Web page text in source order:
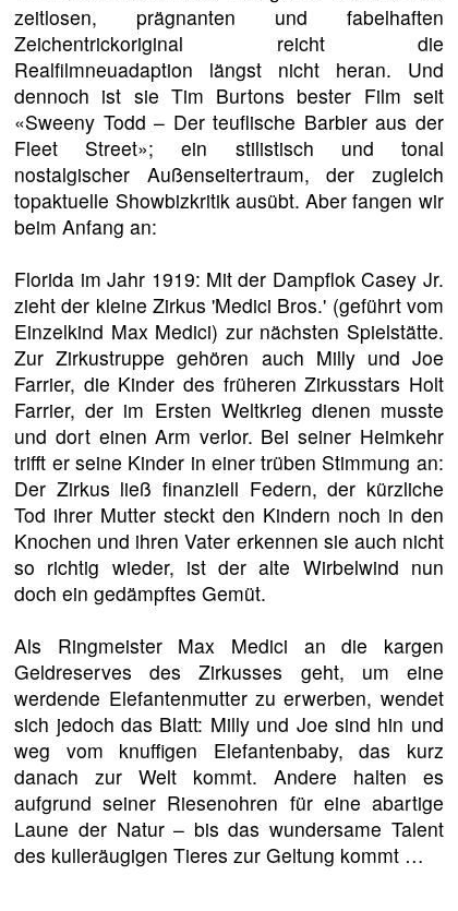
zeitlosen, prägnanten und fabelhaften
Zeichentrickoriginal reicht die
Realfilmneuadaption längst nicht heran. Und
dennoch ist sie Tim Burtons bester Film seit
«Sweeny Todd – Der teuflische Barbier aus der
Fleet Street»; ein stilistisch und tonal
nostalgischer Außenseitertraum, der zugleich
topaktuelle Showbizkritik ausübt. Aber fangen wir
beim Anfang an:
Florida im Jahr 1919: Mit der Dampflok Casey Jr.
zieht der kleine Zirkus 'Medici Bros.' (geführt vom
Einzelkind Max Medici) zur nächsten Spielstätte.
Zur Zirkustruppe gehören auch Milly und Joe
Farrier, die Kinder des früheren Zirkusstars Holt
Farrier, der im Ersten Weltkrieg dienen musste
und dort einen Arm verlor. Bei seiner Heimkehr
trifft er seine Kinder in einer trüben Stimmung an:
Der Zirkus ließ finanziell Federn, der kürzliche
Tod ihrer Mutter steckt den Kindern noch in den
Knochen und ihren Vater erkennen sie auch nicht
so richtig wieder, ist der alte Wirbelwind nun
doch ein gedämpftes Gemüt.
Als Ringmeister Max Medici an die kargen
Geldreserves des Zirkusses geht, um eine
werdende Elefantenmutter zu erwerben, wendet
sich jedoch das Blatt: Milly und Joe sind hin und
weg vom knuffigen Elefantenbaby, das kurz
danach zur Welt kommt. Andere halten es
aufgrund seiner Riesenohren für eine abartige
Laune der Natur – bis das wundersame Talent
des kulleräugigen Tieres zur Geltung kommt …